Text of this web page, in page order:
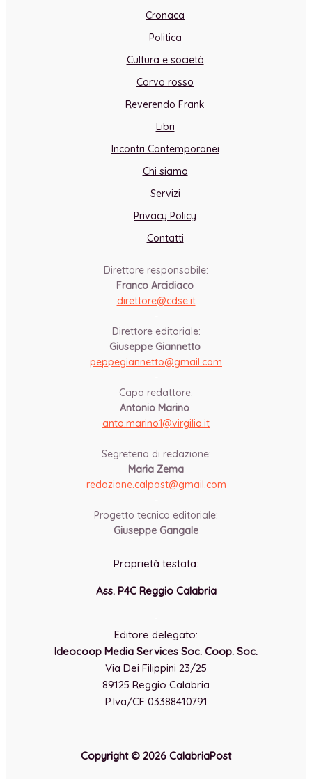
Cronaca
Politica
Cultura e società
Corvo rosso
Reverendo Frank
Libri
Incontri Contemporanei
Chi siamo
Servizi
Privacy Policy
Contatti
Direttore responsabile:
Franco Arcidiaco
direttore@cdse.it
Direttore editoriale:
Giuseppe Giannetto
peppegiannetto@gmail.com
Capo redattore:
Antonio Marino
anto.marino1@virgilio.it
Segreteria di redazione:
Maria Zema
redazione.calpost@gmail.com
Progetto tecnico editoriale:
Giuseppe Gangale
Proprietà testata:
Ass. P4C Reggio Calabria
Editore delegato:
Ideocoop Media Services Soc. Coop. Soc.
Via Dei Filippini 23/25
89125 Reggio Calabria
P.Iva/CF 03388410791
Copyright © 2026 CalabriaPost